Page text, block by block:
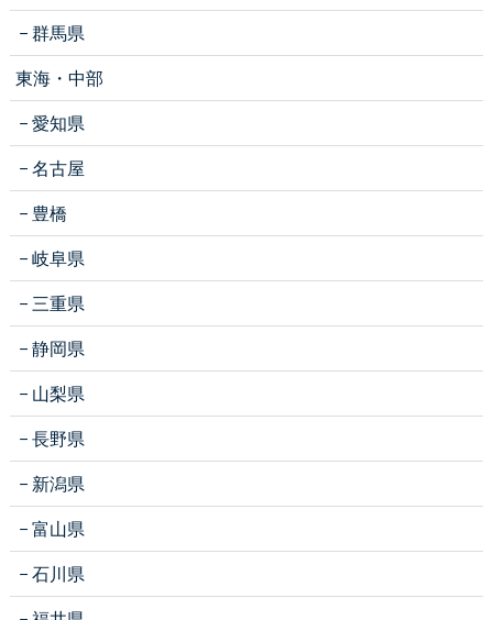
群馬県
東海・中部
愛知県
名古屋
豊橋
岐阜県
三重県
静岡県
山梨県
長野県
新潟県
富山県
石川県